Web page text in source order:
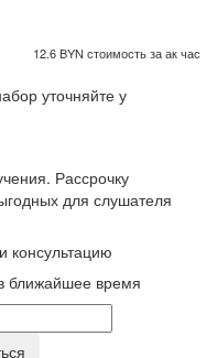
12.6 BYN стоимость за ак час
уточняйте у
Рассрочку
для слушателя
консультацию
ближайшее время